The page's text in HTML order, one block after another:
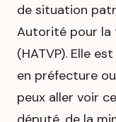
de situation
Autorité pour la
(HATVP). Elle
en préfecture
peux aller voir